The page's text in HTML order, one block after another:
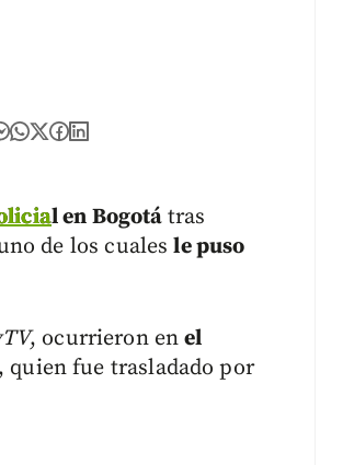
l en Bogotá tras
de los cualesle puso
, ocurrieron enel
quien fue trasladado por